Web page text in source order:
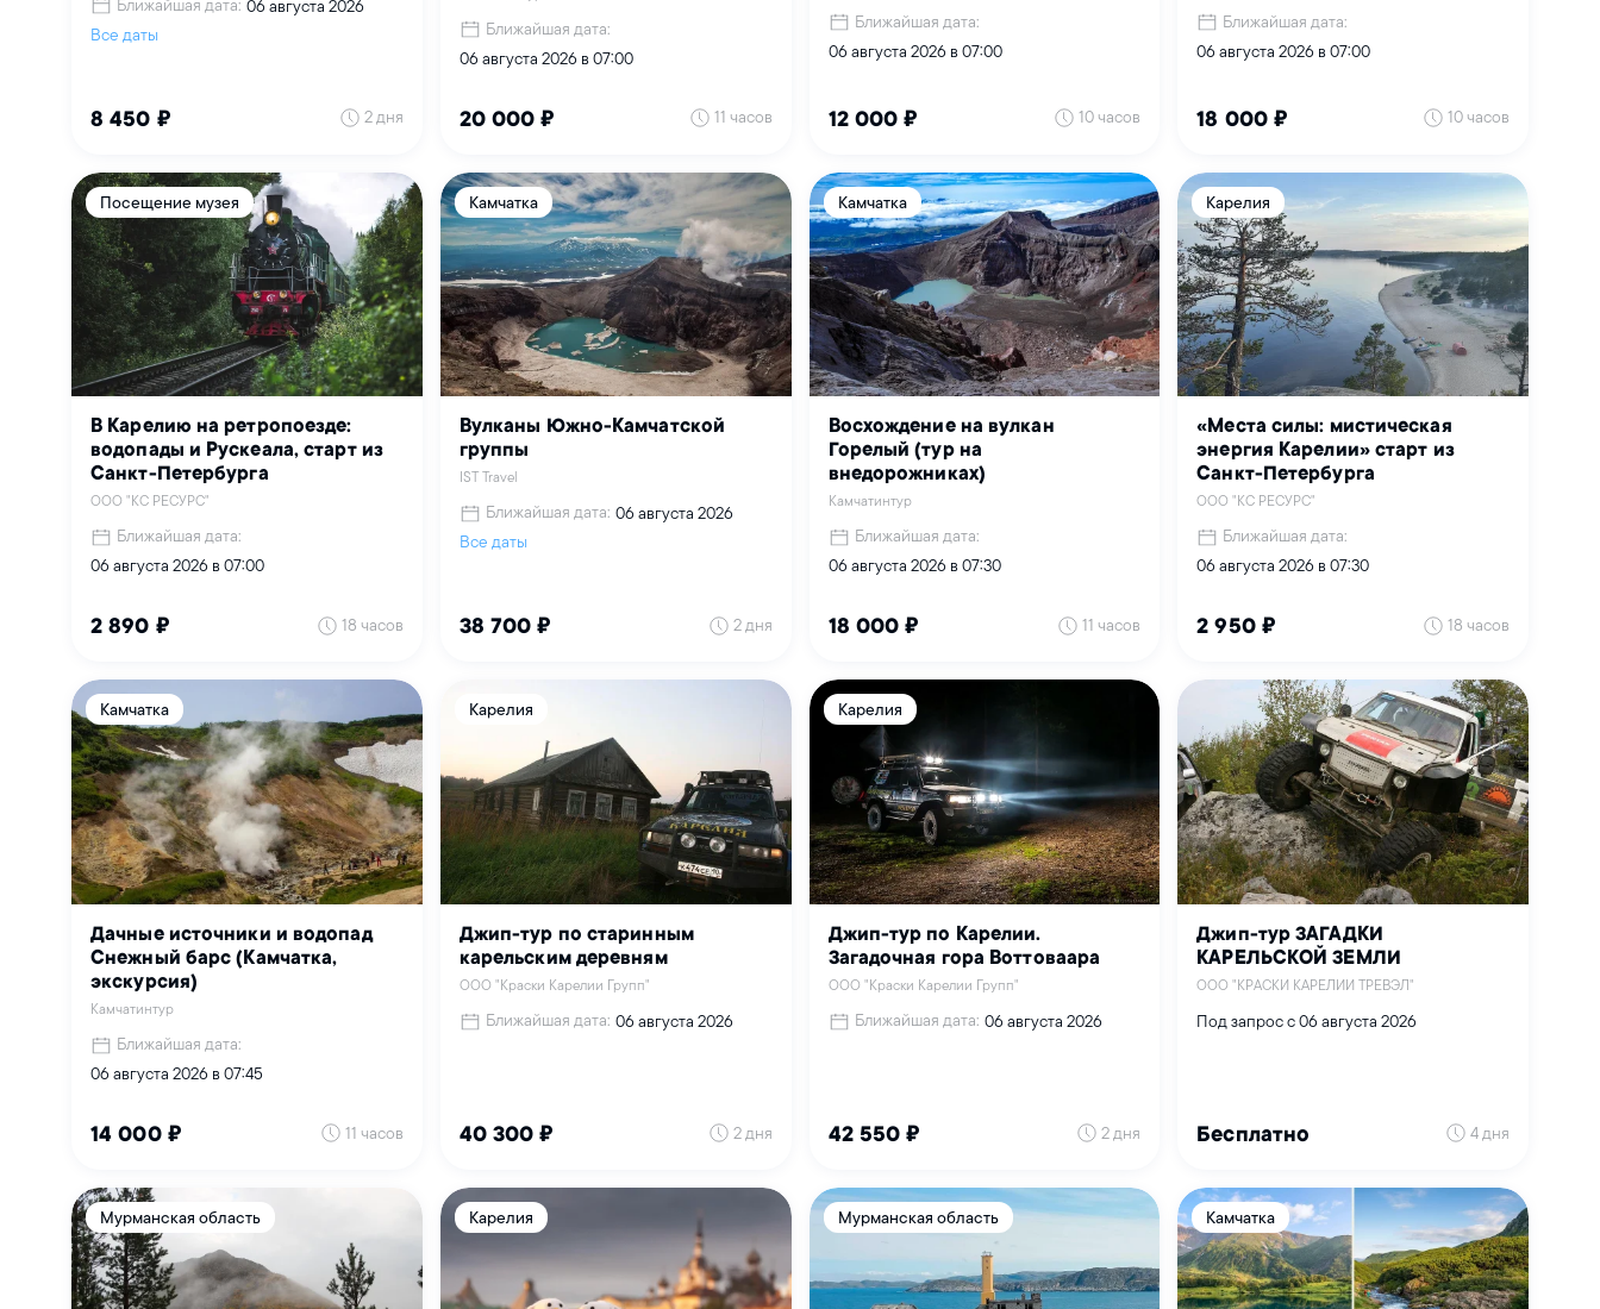
Ближайшая дата: 06 августа 2026
Все даты
8 450 ₽ 2 дня
Ближайшая дата:
06 августа 2026 в 07:00
20 000 ₽ 11 часов
Ближайшая дата:
06 августа 2026 в 07:00
12 000 ₽ 10 часов
Ближайшая дата:
06 августа 2026 в 07:00
18 000 ₽ 10 часов
Посещение музея
В Карелию на ретропоезде:
водопады и Рускеала, старт из
Санкт-Петербурга
ООО "КС РЕСУРС"
Ближайшая дата:
06 августа 2026 в 07:00
2 890 ₽ 18 часов
Камчатка
Вулканы Южно-Камчатской
группы
IST Travel
Ближайшая дата: 06 августа 2026
Все даты
38 700 ₽ 2 дня
Камчатка
Восхождение на вулкан
Горелый (тур на
внедорожниках)
Камчатинтур
Ближайшая дата:
06 августа 2026 в 07:30
18 000 ₽ 11 часов
Карелия
«Места силы: мистическая
энергия Карелии» старт из
Санкт-Петербурга
ООО "КС РЕСУРС"
Ближайшая дата:
06 августа 2026 в 07:30
2 950 ₽ 18 часов
Камчатка
Дачные источники и водопад
Снежный барс (Камчатка,
экскурсия)
Камчатинтур
Ближайшая дата:
06 августа 2026 в 07:45
14 000 ₽ 11 часов
Карелия
Джип-тур по старинным
карельским деревням
ООО "Краски Карелии Групп"
Ближайшая дата: 06 августа 2026
40 300 ₽ 2 дня
Карелия
Джип-тур по Карелии.
Загадочная гора Воттоваара
ООО "Краски Карелии Групп"
Ближайшая дата: 06 августа 2026
42 550 ₽ 2 дня
Джип-тур ЗАГАДКИ
КАРЕЛЬСКОЙ ЗЕМЛИ
ООО "КРАСКИ КАРЕЛИИ ТРЕВЭЛ"
Под запрос с 06 августа 2026
Бесплатно 4 дня
Мурманская область Карелия Мурманская область Камчатка